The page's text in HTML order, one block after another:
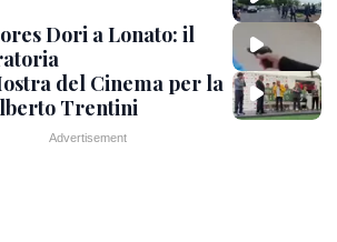
Dori a Lonato: il
del Cinema per la
Trentini